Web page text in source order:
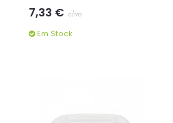
7,33 € c/iva
Em Stock